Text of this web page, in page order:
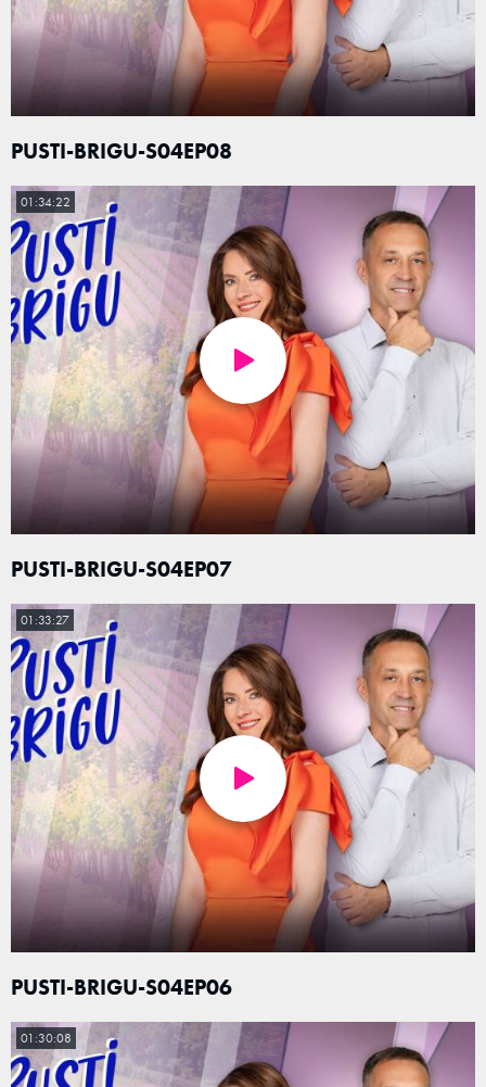
PUSTI-BRIGU-S04EP08
PUSTI-BRIGU-S04EP07
01:34:22
PUSTI-BRIGU-S04EP06
01:33:27
01:30:08